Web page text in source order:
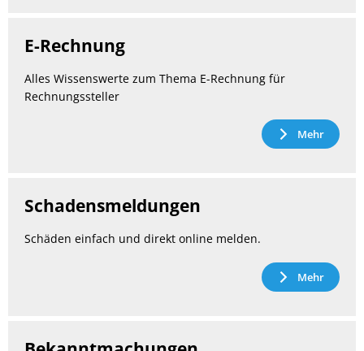
E-Rechnung
Alles Wissenswerte zum Thema E-Rechnung für
Rechnungssteller
Mehr
Schadensmeldungen
Schäden einfach und direkt online melden.
Mehr